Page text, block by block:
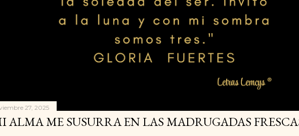
27, 2025
ALMA ME SUSURRA EN LAS MADRUGADAS